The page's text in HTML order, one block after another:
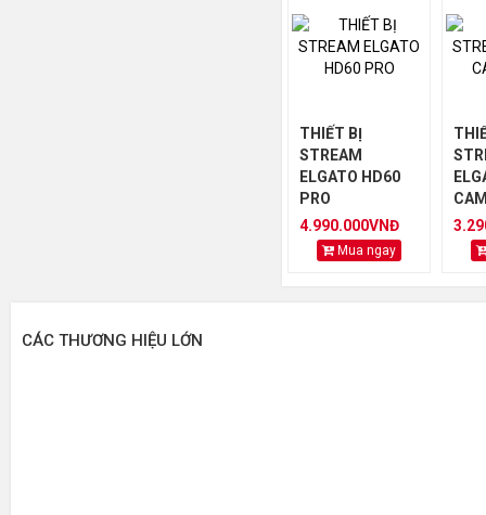
THIẾT BỊ
STREAM
ELGATO HD60
PRO
4.990.000VNĐ
Mua ngay
CÁC THƯƠNG HIỆU LỚN